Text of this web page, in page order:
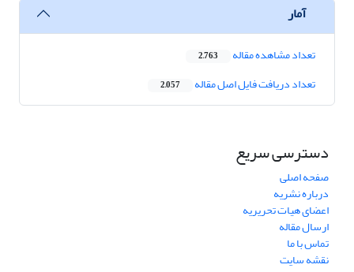
آمار
تعداد مشاهده مقاله 2,763
تعداد دریافت فایل اصل مقاله 2,057
دسترسی سریع
صفحه اصلی
درباره نشریه
اعضای هیات تحریریه
ارسال مقاله
تماس با ما
نقشه سایت